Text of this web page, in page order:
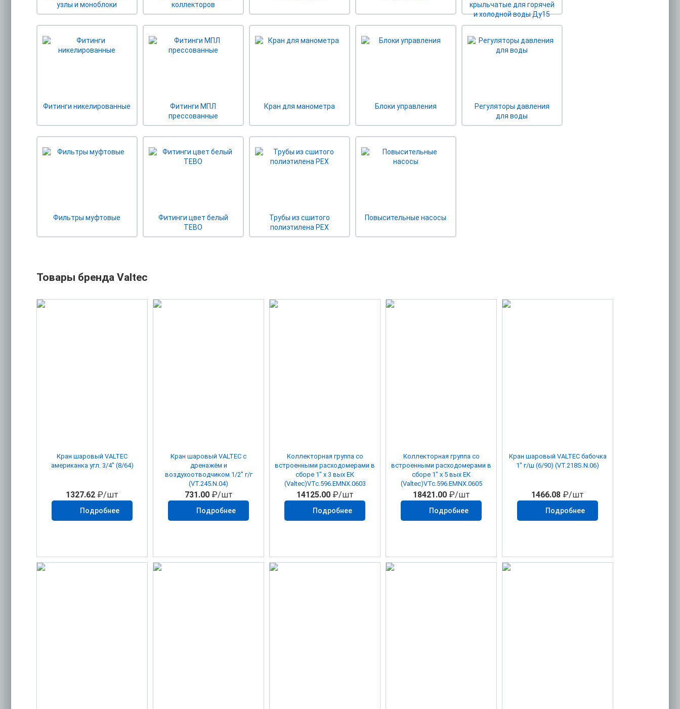
узлы и моноблоки
коллекторов
крыльчатые для горячей
и холодной воды Ду15
Фитинги никелированные
Фитинги МПЛ
прессованные
Кран для манометра Блоки управления
Регуляторы давления
для воды
Фильтры муфтовые
Фитинги цвет белый
TEBO
Трубы из сшитого
полиэтилена PEX
Повысительные насосы
Товары бренда Valtec
Кран шаровый VALTEC
американка угл. 3/4" (8/64)
1327.62 ₽/шт
Подробнее
Кран шаровый VALTEC с
дренажём и
воздухоотводчиком 1/2" г/г
(VT.245.N.04)
731.00₽/шт
Подробнее
Коллекторная группа со
встроенными расходомерами в
сборе 1" х 3 вых ЕК
(Valtec)VTc.596.EMNX.0603
14125.00₽/шт
Подробнее
Коллекторная группа со
встроенными расходомерами в
сборе 1" х 5 вых ЕК
(Valtec)VTc.596.EMNX.0605
18421.00₽/шт
Подробнее
Кран шаровый VALTEC бабочка
1" г/ш (6/90) (VT.218S.N.06)
1466.08 ₽/шт
Подробнее